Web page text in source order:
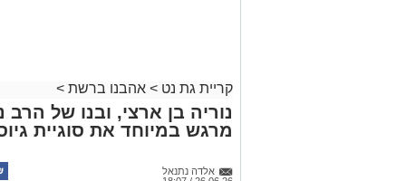
קריית גת נט > אהבנו ברשת >
נוריה בן ארצי, ובנו של
מרגש במיוחד את סוגיית
אלדה נתנאל